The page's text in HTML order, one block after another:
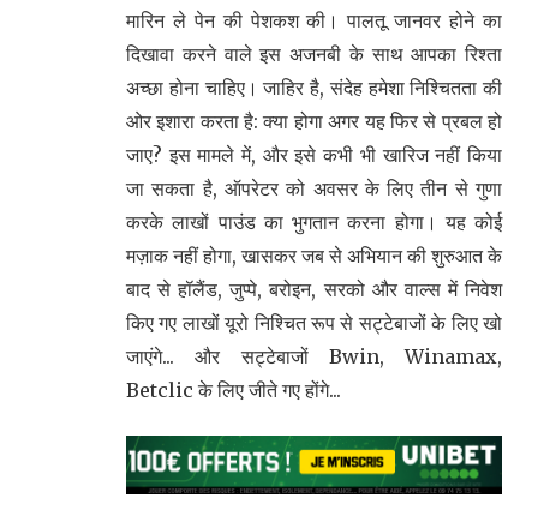
मारिन ले पेन की पेशकश की। पालतू जानवर होने का
दिखावा करने वाले इस अजनबी के साथ आपका रिश्ता
अच्छा होना चाहिए। जाहिर है, संदेह हमेशा निश्चितता की
ओर इशारा करता है: क्या होगा अगर यह फिर से प्रबल हो
जाए? इस मामले में, और इसे कभी भी खारिज नहीं किया
जा सकता है, ऑपरेटर को अवसर के लिए तीन से गुणा
करके लाखों पाउंड का भुगतान करना होगा। यह कोई
मज़ाक नहीं होगा, खासकर जब से अभियान की शुरुआत के
बाद से हॉलैंड, जुप्पे, बरोइन, सरको और वाल्स में निवेश
किए गए लाखों यूरो निश्चित रूप से सट्टेबाजों के लिए खो
जाएंगे... और सट्टेबाजों Bwin, Winamax,
Betclic के लिए जीते गए होंगे...